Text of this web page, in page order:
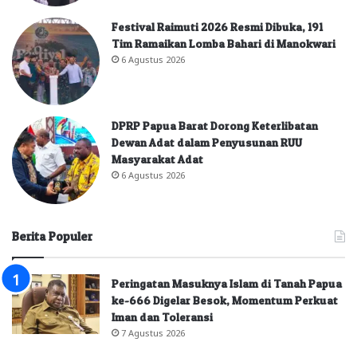
Festival Raimuti 2026 Resmi Dibuka, 191
Tim Ramaikan Lomba Bahari di Manokwari
6 Agustus 2026
DPRP Papua Barat Dorong Keterlibatan
Dewan Adat dalam Penyusunan RUU
Masyarakat Adat
6 Agustus 2026
Berita Populer
Peringatan Masuknya Islam di Tanah Papua
ke-666 Digelar Besok, Momentum Perkuat
Iman dan Toleransi
7 Agustus 2026